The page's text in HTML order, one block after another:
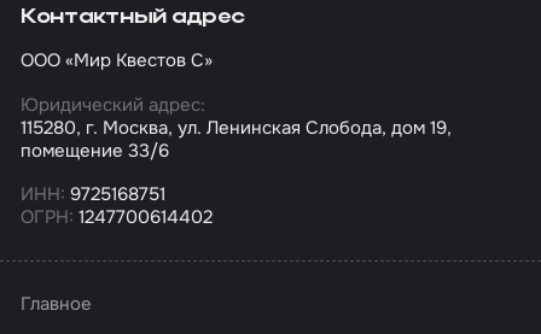
Контактный адрес
ООО «Мир Квестов С»
Юридический адрес:
115280, г. Москва, ул. Ленинская Слобода, дом 19,
помещение 33/6
ИНН: 9725168751
ОГРН: 1247700614402
Главное